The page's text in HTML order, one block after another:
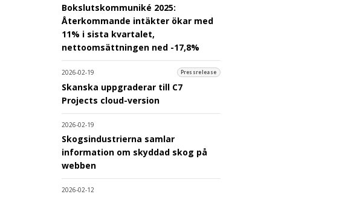
Bokslutskommuniké 2025:
Återkommande intäkter ökar med
11% i sista kvartalet,
nettoomsättningen ned -17,8%
2026-02-19 Pressrelease
Skanska uppgraderar till C7
Projects cloud-version
2026-02-19
Skogsindustrierna samlar
information om skyddad skog på
webben
2026-02-12